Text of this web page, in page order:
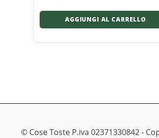
AGGIUNGI AL CARRELLO
© Cose Toste P.iva 02371330842 -